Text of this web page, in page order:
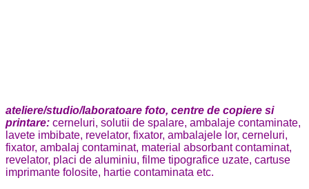
ateliere/studio/laboratoare foto, centre de copiere si
printare: cerneluri, solutii de spalare, ambalaje contaminate,
lavete imbibate, revelator, fixator, ambalajele lor, cerneluri,
fixator, ambalaj contaminat, material absorbant contaminat,
revelator, placi de aluminiu, filme tipografice uzate, cartuse
imprimante folosite, hartie contaminata etc.